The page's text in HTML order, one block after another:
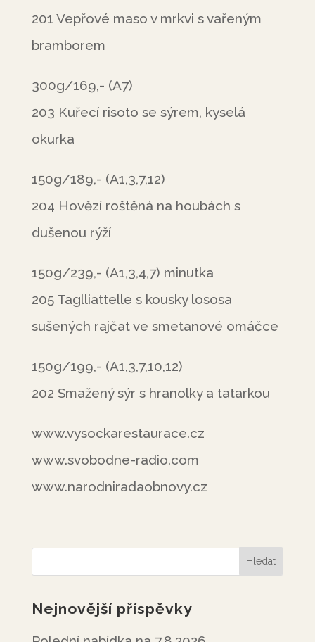
201 Vepřové maso v mrkvi s vařeným
bramborem
300g/169,- (A7)
203 Kuřecí risoto se sýrem, kyselá
okurka
150g/189,- (A1,3,7,12)
204 Hovězí roštěná na houbách s
dušenou rýží
150g/239,- (A1,3,4,7) minutka
205 Taglliattelle s kousky lososa
sušených rajčat ve smetanové omáčce
150g/199,- (A1,3,7,10,12)
202 Smažený sýr s hranolky a tatarkou
www.vysockarestaurace.cz
www.svobodne-radio.com
www.narodniradaobnovy.cz
Nejnovější příspěvky